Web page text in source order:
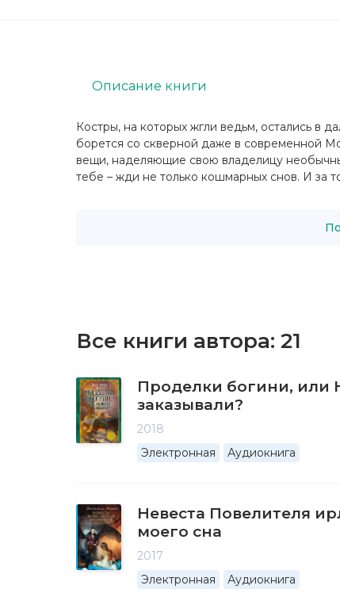
Костры, на которых жгли ведьм, остались
борется со скверной даже в современной
вещи, наделяющие свою владелицу
тебе – жди не только кошмарных снов. И за
Описание книги
Все книги автора: 21
Проделки богини, или
заказывали?
2018
Электронная
Аудиокнига
Невеста Повелителя
моего сна
2017
Электронная
Аудиокнига